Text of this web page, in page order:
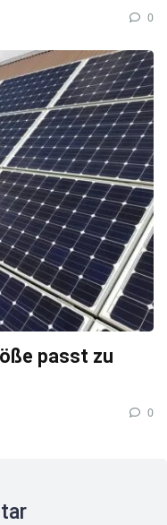
0
passt zu
0